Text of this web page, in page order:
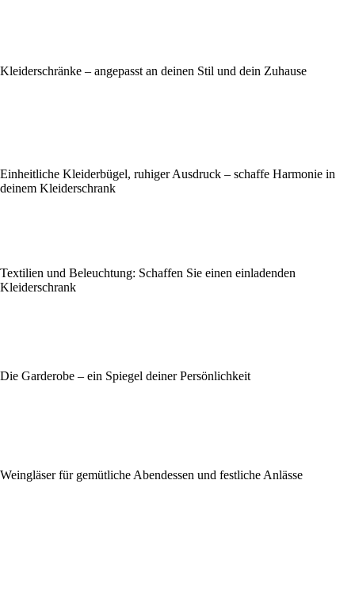
Kleiderschränke – angepasst an deinen Stil und dein Zuhause
Einheitliche Kleiderbügel, ruhiger Ausdruck – schaffe Harmonie in
deinem Kleiderschrank
Textilien und Beleuchtung: Schaffen Sie einen einladenden
Kleiderschrank
Die Garderobe – ein Spiegel deiner Persönlichkeit
Weingläser für gemütliche Abendessen und festliche Anlässe